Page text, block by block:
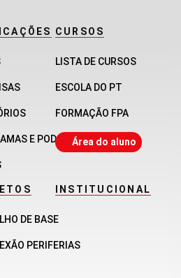
E PODCASTS
CURSOS
LISTA DE CURSOS
ESCOLA DO PT
FORMAÇÃO FPA
Área do aluno
DE BASE
PERIFERIAS
INSTITUCIONAL